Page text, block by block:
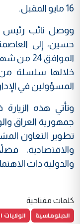
16 مايو المقبل.
ووصل نائب رئيس
حسين، إلى
الموافق
خلالها سلسلة من
المسؤولين في
وتأتي هذه الزيارة
جمهورية العراق
تطوير التعاون
والاقتصادية،
والدولية ذات
كلمات مفتاحية
الدبلوماسية